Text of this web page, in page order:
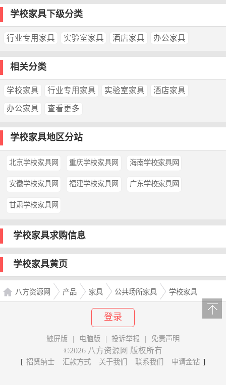
学校家具下级分类
行业专用家具 实验室家具 酒店家具 办公家具
相关分类
学校家具 行业专用家具 实验室家具 酒店家具
办公家具 查看更多
学校家具地区分站
北京学校家具网 重庆学校家具网 海南学校家具网
安徽学校家具网 福建学校家具网 广东学校家具网
甘肃学校家具网
学校家具求购信息
学校家具黄页
八方资源网 产品 家具 公共场所家具 学校家具
登录
触屏版 | 电脑版 | 投诉举报 | 免责声明
©2026 八方资源网 版权所有
[ 招贤纳士 汇款方式 关于我们 联系我们 申请金钻 ]